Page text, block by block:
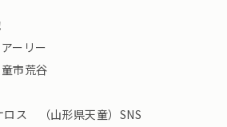
ーリー
市荒谷
ス （山形県天童）SNS